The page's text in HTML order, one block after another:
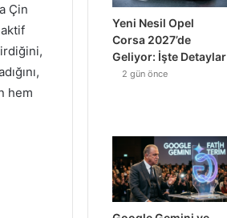
Çin
hem
Yeni Nesil Opel
Corsa 2027’de
Geliyor: İşte Detaylar
2 gün önce